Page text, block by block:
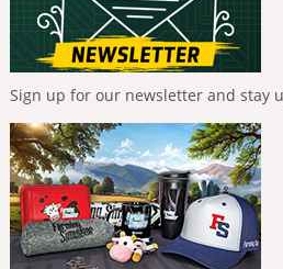
Sign up for our newsletter and stay